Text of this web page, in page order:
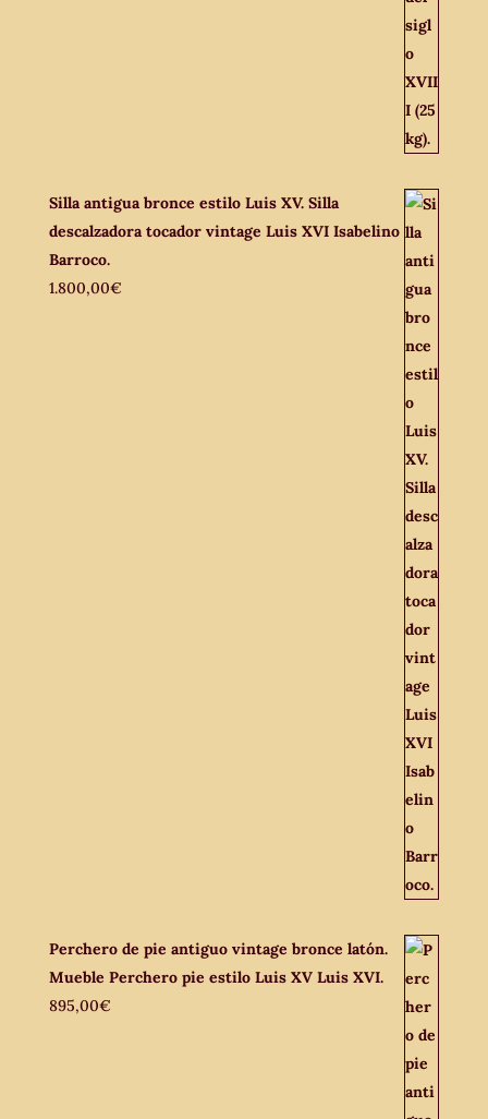
Silla antigua bronce estilo Luis XV. Silla
descalzadora tocador vintage Luis XVI Isabelino
Barroco.
1.800,00€
Perchero de pie antiguo vintage bronce latón.
Mueble Perchero pie estilo Luis XV Luis XVI.
895,00€